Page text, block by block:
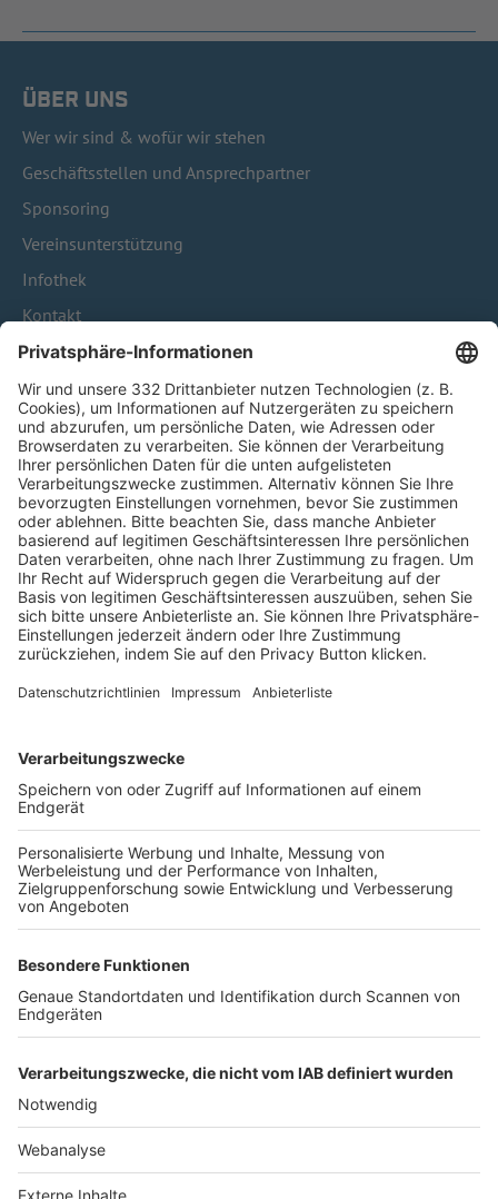
ÜBER UNS
Wer wir sind & wofür wir stehen
Geschäftsstellen und Ansprechpartner
Sponsoring
Vereinsunterstützung
Infothek
Kontakt
HÄUFIG BESUCHTE SEITEN
Pässe und Vereinswechsel
Trainerausbildung
Schulungsangebot Vereinsmitarbeiter
BFV-Geschäftsstellen
Trainerbörse
Login SpielPlus
FOLGE DEM BFV
TOP-VEREINE
TOP-PARTNER
Nutzungsbedingungen Datenschutz Impressum